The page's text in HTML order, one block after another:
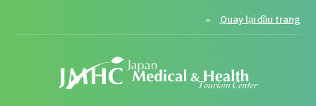
Quay lại đầu trang